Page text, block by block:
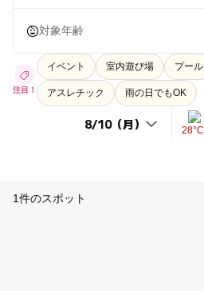
対象年齢
注目！
イベント 室内遊び場 プール
アスレチック 雨の日でもOK
28°C
1件のスポット